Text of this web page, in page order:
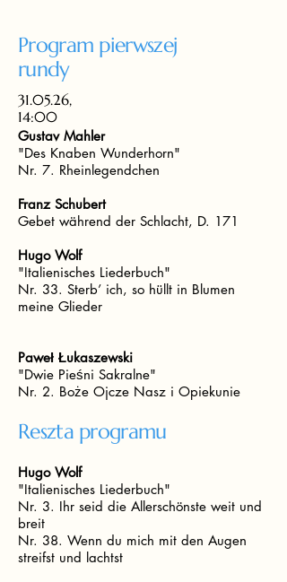
Program pierwszej
rundy
Gustav Mahler
"Des Knaben Wunderhorn"
Nr. 7. Rheinlegendchen
Franz Schubert
Gebet während der Schlacht, D. 171
Hugo Wolf
"Italienisches Liederbuch"
Nr. 33. Sterb’ ich, so hüllt in Blumen
meine Glieder
Paweł Łukaszewski
"Dwie Pieśni Sakralne"
Nr. 2. Boże Ojcze Nasz i Opiekunie
31.05.26,
14:00
Reszta programu
Hugo Wolf
"Italienisches Liederbuch"
Nr. 3. Ihr seid die Allerschönste weit und
breit
Nr. 38. Wenn du mich mit den Augen
streifst und lachtst